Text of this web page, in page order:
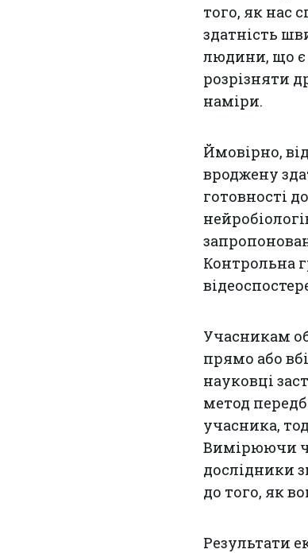
того, як нас
здатність
людини, що є
розрізняти
наміри.
Ймовірно,
вроджену
готовності
Контрольна
Учасникам
прямо або
науковці
метод
учасника,
Вимірюючи
дослідники
до того, як
Результати